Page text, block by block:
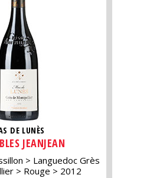
DE LUNÈS
JEANJEAN
Languedoc Grès
Rouge 2012